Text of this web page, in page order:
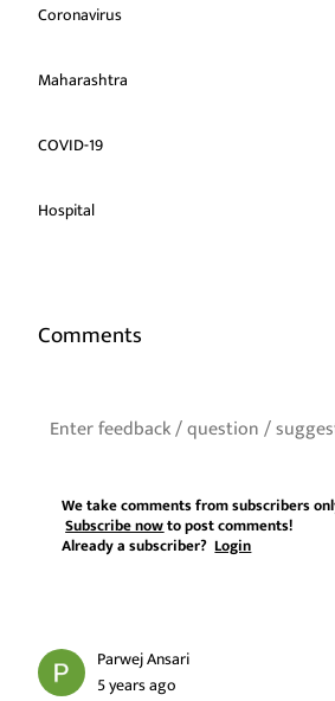
Coronavirus
Maharashtra
COVID-19
Hospital
Comments
We take comments from subscribers
Subscribe nowto post comments!
Already a subscriber?Login
Parwej Ansari
5 years ago